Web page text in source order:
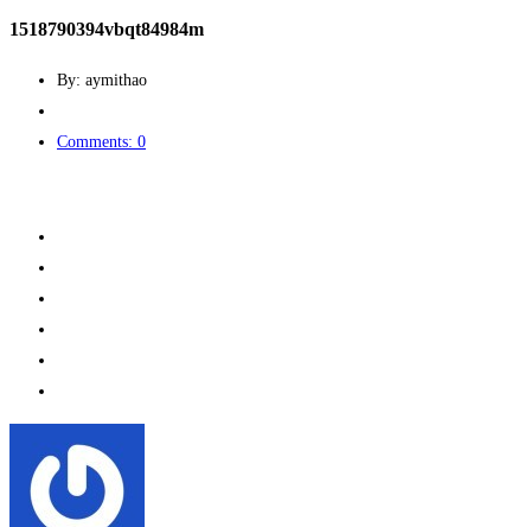
1518790394vbqt84984m
By: aymithao
Comments: 0